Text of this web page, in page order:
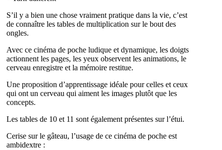
S’il y a bien une chose vraiment pratique dans la vie, c’est
de connaître les tables de multiplication sur le bout des
ongles.
Avec ce cinéma de poche ludique et dynamique, les doigts
actionnent les pages, les yeux observent les animations, le
cerveau enregistre et la mémoire restitue.
Une proposition d’apprentissage idéale pour celles et ceux
qui ont un cerveau qui aiment les images plutôt que les
concepts.
Les tables de 10 et 11 sont également présentes sur l’étui.
Cerise sur le gâteau, l’usage de ce cinéma de poche est
ambidextre :